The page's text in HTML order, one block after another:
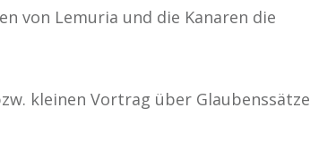
von Lemuria und die Kanaren die
kleinen Vortrag über Glaubenssätze